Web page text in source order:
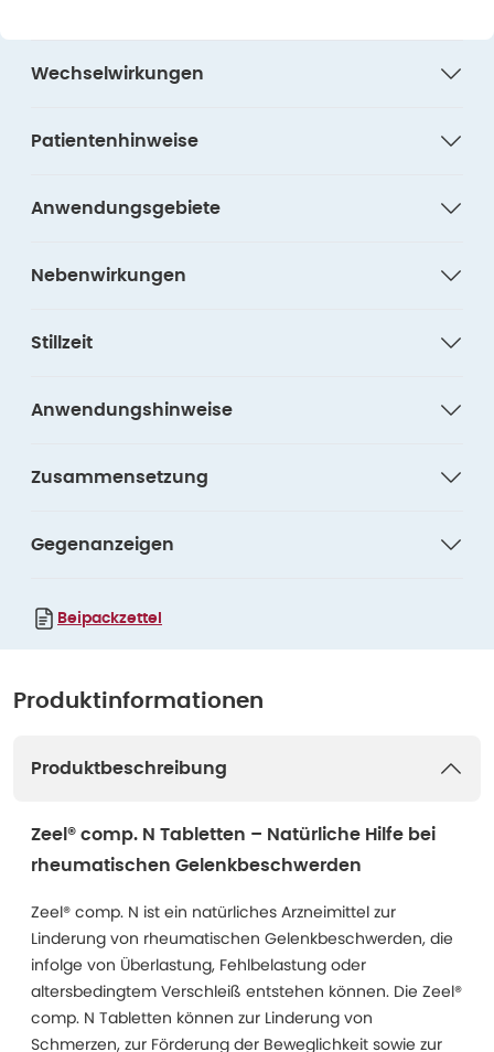
Wechselwirkungen
Patientenhinweise
Anwendungsgebiete
Nebenwirkungen
Stillzeit
Anwendungshinweise
Zusammensetzung
Gegenanzeigen
Beipackzettel
Produktinformationen
Produktbeschreibung
Zeel® comp. N Tabletten – Natürliche Hilfe bei
rheumatischen Gelenkbeschwerden
Zeel® comp. N ist ein natürliches Arzneimittel zur
Linderung von rheumatischen Gelenkbeschwerden, die
infolge von Überlastung, Fehlbelastung oder
altersbedingtem Verschleiß entstehen können. Die Zeel®
comp. N Tabletten können zur Linderung von
Schmerzen, zur Förderung der Beweglichkeit sowie zur